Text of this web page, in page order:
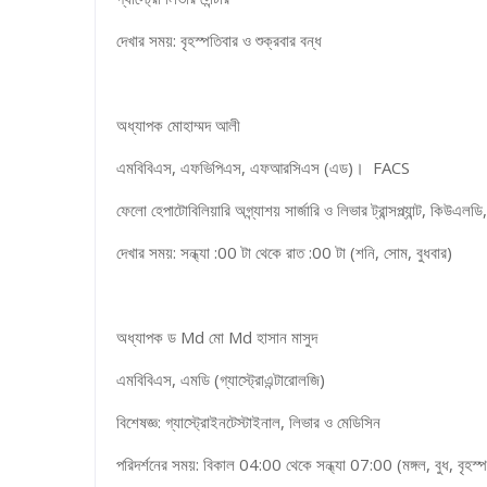
দেখার সময়: বৃহস্পতিবার ও শুক্রবার বন্ধ
অধ্যাপক মোহাম্মদ আলী
এমবিবিএস, এফভিপিএস, এফআরসিএস (এড)। FACS
ফেলো হেপাটোবিলিয়ারি অগ্ন্যাশয় সার্জারি ও লিভার ট্রান্সপ্ল্যান্ট,
দেখার সময়: সন্ধ্যা :00 টা থেকে রাত :00 টা (শনি, সোম, বুধবার)
অধ্যাপক ড Md মো Md হাসান মাসুদ
এমবিবিএস, এমডি (গ্যাস্ট্রোএন্টারোলজি)
বিশেষজ্ঞ: গ্যাস্ট্রোইনটেস্টাইনাল, লিভার ও মেডিসিন
পরিদর্শনের সময়: বিকাল 04:00 থেকে সন্ধ্যা 07:00 (মঙ্গল, বুধ,